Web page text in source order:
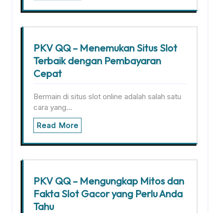
PKV QQ – Menemukan Situs Slot
Terbaik dengan Pembayaran
Cepat
Bermain di situs slot online adalah salah satu
cara yang…
Read More
PKV QQ – Mengungkap Mitos dan
Fakta Slot Gacor yang Perlu Anda
Tahu